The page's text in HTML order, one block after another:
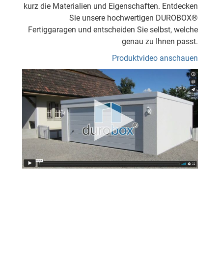
kurz die Materialien und Eigenschaften. Entdecken
Sie unsere hochwertigen DUROBOX®
Fertiggaragen und entscheiden Sie selbst, welche
genau zu Ihnen passt.
Produktvideo anschauen